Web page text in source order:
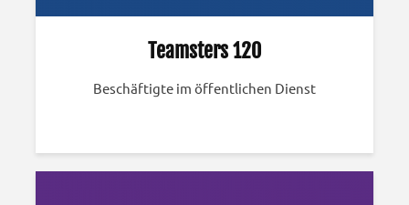
Teamsters 120
Beschäftigte im öffentlichen Dienst